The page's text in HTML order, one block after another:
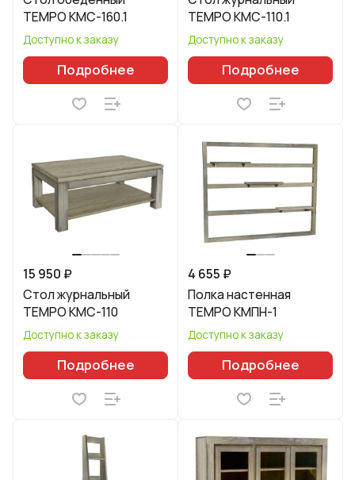
TEMPO КМС-160.1
Доступно к заказу
Подробнее
TEMPO КМС-110.1
Доступно к заказу
Подробнее
15 950 ₽
Стол журнальный
TEMPO КМС-110
Доступно к заказу
Подробнее
4 655 ₽
Полка настенная
TEMPO КМПН-1
Доступно к заказу
Подробнее